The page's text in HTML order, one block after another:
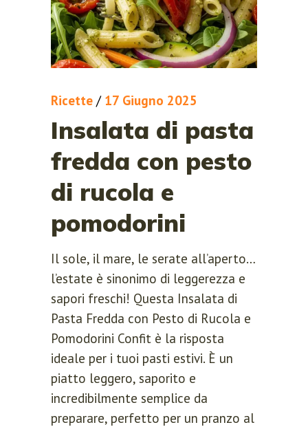
Ricette / 17 Giugno 2025
Insalata di pasta
fredda con pesto
di rucola e
pomodorini
Il sole, il mare, le serate all’aperto…
l’estate è sinonimo di leggerezza e
sapori freschi! Questa Insalata di
Pasta Fredda con Pesto di Rucola e
Pomodorini Confit è la risposta
ideale per i tuoi pasti estivi. È un
piatto leggero, saporito e
incredibilmente semplice da
preparare, perfetto per un pranzo al